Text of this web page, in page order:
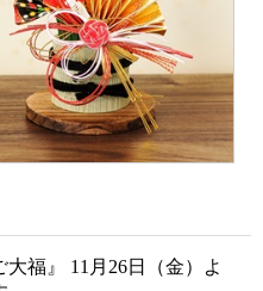
福』 11月26日（金）よ